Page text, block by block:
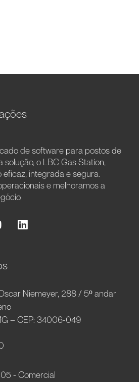
de software para postos de
solução, o LBC Gas Station,
integrada e segura.
e melhoramos a
Niemeyer, 288 / 5º andar
– CEP: 34006-049
- Comercial